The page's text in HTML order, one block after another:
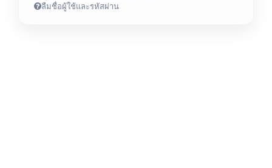
ลืมชื่อผู้ใช้และรหัสผ่าน